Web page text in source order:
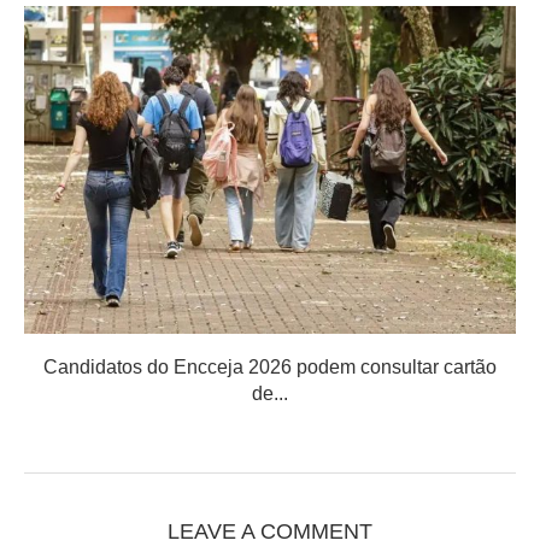
Candidatos do Encceja 2026 podem consultar cartão
de...
LEAVE A COMMENT